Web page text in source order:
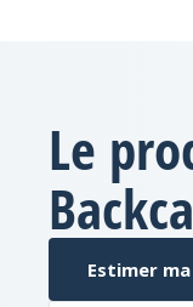
Le
Estimer